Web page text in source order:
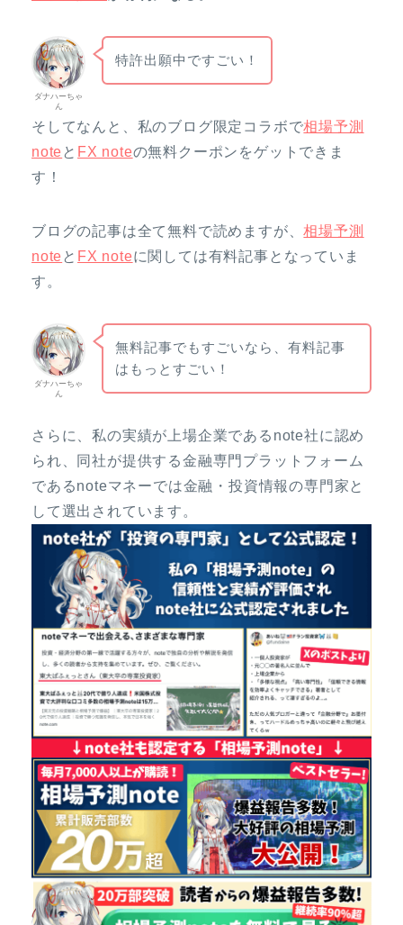
ダナハーちゃ
ん
特許出願中ですごい！
そしてなんと、私のブログ限定コラボで相場予測
note と FX noteの無料クーポンをゲットできま
す！
ブログの記事は全て無料で読めますが、相場予測
note と FX noteに関しては有料記事となっていま
す。
ダナハーちゃ
ん
無料記事でもすごいなら、有料記事
はもっとすごい！
さらに、私の実績が上場企業であるnote社に認め
られ、同社が提供する金融専門プラットフォーム
であるnoteマネーでは金融・投資情報の専門家と
して選出されています。